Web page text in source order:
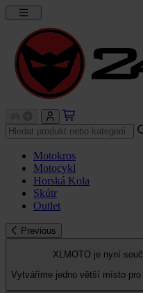
Motokros
Motocykl
Horská Kola
Skútr
Outlet
Previous
XLMOTO je nyní
Vytváříme jedno větší místo